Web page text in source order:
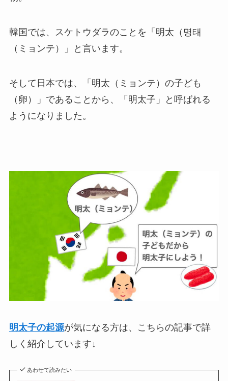
韓国では、スケトウダラのことを「明太（명태
（ミョンテ）」と言います。
そして日本では、「明太（ミョンテ）の子ども
（卵）」であることから、「明太子」と呼ばれる
ようになりました。
明太子の起源が気になる方は、こちらの記事で詳
しく紹介しています↓
あわせて読みたい